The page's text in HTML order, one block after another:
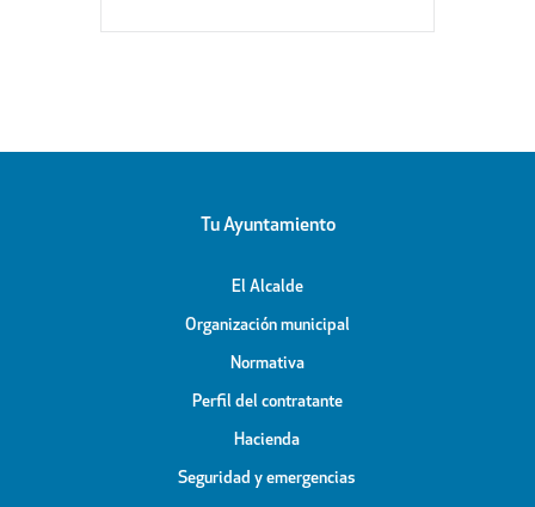
Tu Ayuntamiento
El Alcalde
Organización municipal
Normativa
Perfil del contratante
Hacienda
Seguridad y emergencias